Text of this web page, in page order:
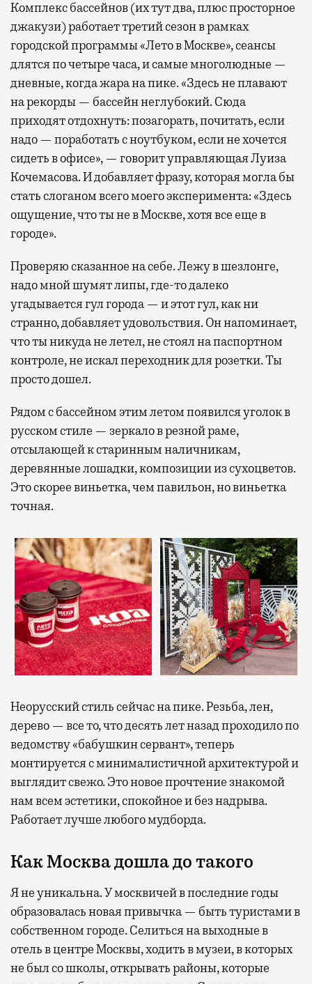
Комплекс бассейнов (их тут два, плюс просторное
джакузи) работает третий сезон в рамках
городской программы «Лето в Москве», сеансы
длятся по четыре часа, и самые многолюдные —
дневные, когда жара на пике. «Здесь не плавают
на рекорды — бассейн неглубокий. Сюда
приходят отдохнуть: позагорать, почитать, если
надо — поработать с ноутбуком, если не хочется
сидеть в офисе», — говорит управляющая Луиза
Кочемасова. И добавляет фразу, которая могла бы
стать слоганом всего моего эксперимента: «Здесь
ощущение, что ты не в Москве, хотя все еще в
городе».
Проверяю сказанное на себе. Лежу в шезлонге,
надо мной шумят липы, где-то далеко
угадывается гул города — и этот гул, как ни
странно, добавляет удовольствия. Он напоминает,
что ты никуда не летел, не стоял на паспортном
контроле, не искал переходник для розетки. Ты
просто дошел.
Рядом с бассейном этим летом появился уголок в
русском стиле — зеркало в резной раме,
отсылающей к старинным наличникам,
деревянные лошадки, композиции из сухоцветов.
Это скорее виньетка, чем павильон, но виньетка
точная.
Неорусский стиль сейчас на пике. Резьба, лен,
дерево — все то, что десять лет назад проходило по
ведомству «бабушкин сервант», теперь
монтируется с минималистичной архитектурой и
выглядит свежо. Это новое прочтение знакомой
нам всем эстетики, спокойное и без надрыва.
Работает лучше любого мудборда.
Как Москва дошла до такого
Я не уникальна. У москвичей в последние годы
образовалась новая привычка — быть туристами в
собственном городе. Селиться на выходные в
отель в центре Москвы, ходить в музеи, в которых
не был со школы, открывать районы, которые